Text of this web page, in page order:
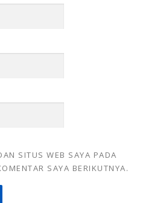
SITUS WEB SAYA PADA
SAYA BERIKUTNYA.